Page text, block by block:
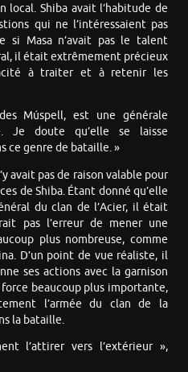
local. Shiba avait l’habitude de
qui ne l’intéressaient pas
si Masa n’avait pas le talent
il était extrêmement précieux
à traiter et à retenir les
Múspell, est une générale
Je doute qu’elle se laisse
ce genre de bataille. »
avait pas de raison valable pour
de Shiba. Étant donné qu’elle
du clan de l’Acier, il était
pas l’erreur de mener une
plus nombreuse, comme
D’un point de vue réaliste, il
ses actions avec la garnison
beaucoup plus importante,
l’armée du clan de la
la bataille.
l’attirer vers l’extérieur »,